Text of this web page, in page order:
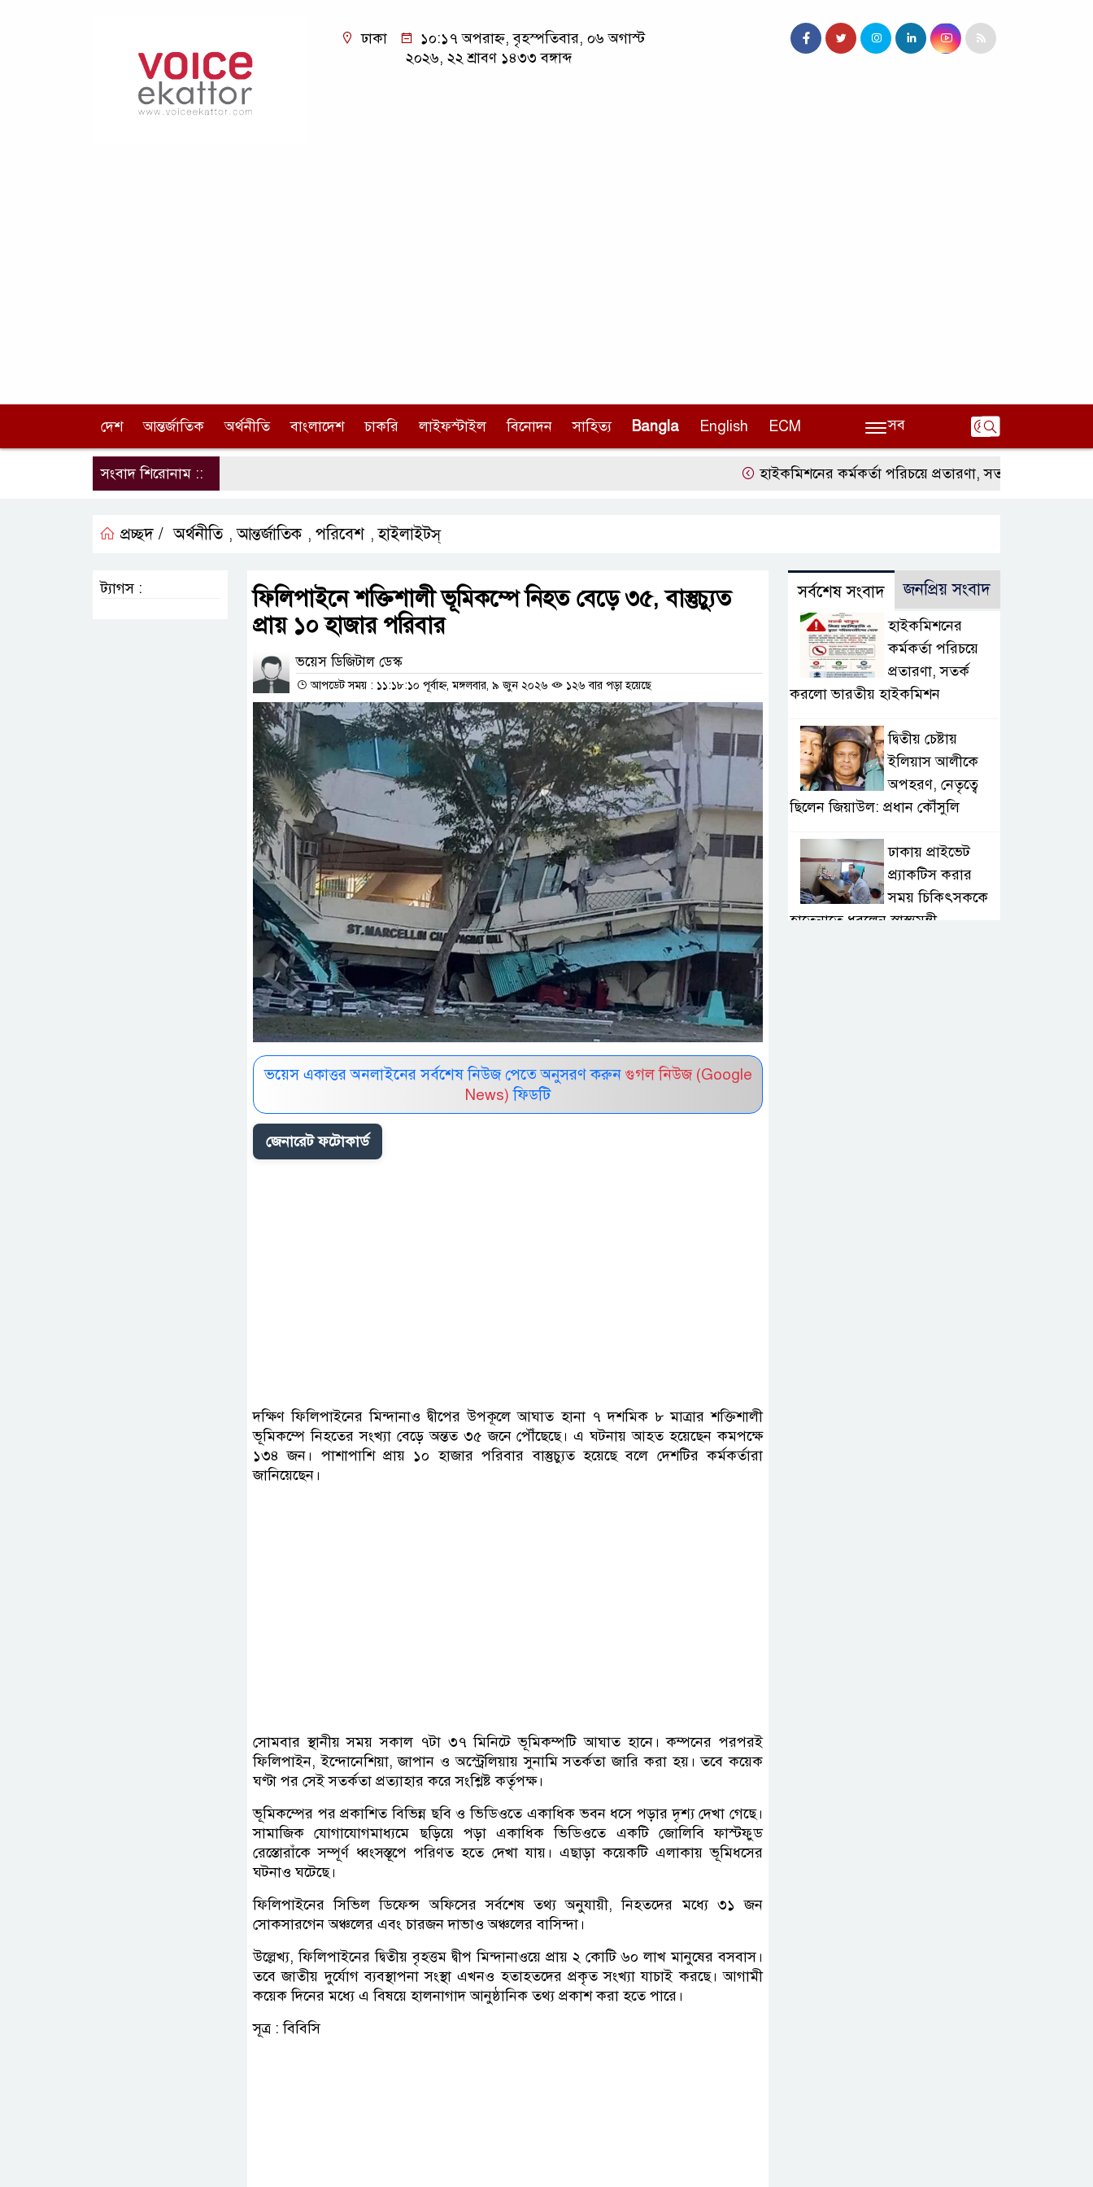
ঢাকা
১০:১৭ অপরাহ্ন, বৃহস্পতিবার, ০৬ অগাস্ট
২০২৬, ২২ শ্রাবণ ১৪৩৩ বঙ্গাব্দ
দেশ আন্তর্জাতিক অর্থনীতি বাংলাদেশ চাকরি লাইফস্টাইল বিনোদন সাহিত্য Bangla English ECM সব
সংবাদ শিরোনাম :: হাইকমিশনের কর্মকর্তা পরিচয়ে প্রতারণা, সতর্ক করলো ভারতীয়
প্রচ্ছদ / অর্থনীতি ,আন্তর্জাতিক , পরিবেশ ,হাইলাইটস্
ফিলিপাইনে শক্তিশালী ভূমিকম্পে নিহত বেড়ে ৩৫, বাস্তুচ্যুত
প্রায় ১০ হাজার পরিবার
ভয়েস ডিজিটাল ডেস্ক
আপডেট সময় : ১১:১৮:১০ পূর্বাহ্ন, মঙ্গলবার, ৯ জুন ২০২৬ ১২৬ বার পড়া হয়েছে
ভয়েস একাত্তর অনলাইনের সর্বশেষ নিউজ পেতে অনুসরণ করুন গুগল নিউজ (Google
News) ফিডটি
জেনারেট ফটোকার্ড
দক্ষিণ ফিলিপাইনের মিন্দানাও দ্বীপের উপকূলে আঘাত হানা ৭ দশমিক ৮ মাত্রার শক্তিশালী
ভূমিকম্পে নিহতের সংখ্যা বেড়ে অন্তত ৩৫ জনে পৌঁছেছে। এ ঘটনায় আহত হয়েছেন কমপক্ষে
১৩৪ জন। পাশাপাশি প্রায় ১০ হাজার পরিবার বাস্তুচ্যুত হয়েছে বলে দেশটির কর্মকর্তারা
জানিয়েছেন।
সোমবার স্থানীয় সময় সকাল ৭টা ৩৭ মিনিটে ভূমিকম্পটি আঘাত হানে। কম্পনের পরপরই
ফিলিপাইন, ইন্দোনেশিয়া, জাপান ও অস্ট্রেলিয়ায় সুনামি সতর্কতা জারি করা হয়। তবে কয়েক
ঘণ্টা পর সেই সতর্কতা প্রত্যাহার করে সংশ্লিষ্ট কর্তৃপক্ষ।
ভূমিকম্পের পর প্রকাশিত বিভিন্ন ছবি ও ভিডিওতে একাধিক ভবন ধসে পড়ার দৃশ্য দেখা গেছে।
সামাজিক যোগাযোগমাধ্যমে ছড়িয়ে পড়া একাধিক ভিডিওতে একটি জোলিবি ফাস্টফুড
রেস্তোরাঁকে সম্পূর্ণ ধ্বংসস্তূপে পরিণত হতে দেখা যায়। এছাড়া কয়েকটি এলাকায় ভূমিধসের
ঘটনাও ঘটেছে।
ফিলিপাইনের সিভিল ডিফেন্স অফিসের সর্বশেষ তথ্য অনুযায়ী, নিহতদের মধ্যে ৩১ জন
সোকসারগেন অঞ্চলের এবং চারজন দাভাও অঞ্চলের বাসিন্দা।
উল্লেখ্য, ফিলিপাইনের দ্বিতীয় বৃহত্তম দ্বীপ মিন্দানাওয়ে প্রায় ২ কোটি ৬০ লাখ মানুষের বসবাস।
তবে জাতীয় দুর্যোগ ব্যবস্থাপনা সংস্থা এখনও হতাহতদের প্রকৃত সংখ্যা যাচাই করছে। আগামী
কয়েক দিনের মধ্যে এ বিষয়ে হালনাগাদ আনুষ্ঠানিক তথ্য প্রকাশ করা হতে পারে।
সূত্র : বিবিসি
ট্যাগস : সর্বশেষ সংবাদ জনপ্রিয় সংবাদ
হাইকমিশনের
কর্মকর্তা পরিচয়ে
প্রতারণা, সতর্ক
করলো ভারতীয় হাইকমিশন
দ্বিতীয় চেষ্টায়
ইলিয়াস আলীকে
অপহরণ, নেতৃত্বে
ছিলেন জিয়াউল: প্রধান কৌঁসুলি
ঢাকায় প্রাইভেট
প্র্যাকটিস করার
সময় চিকিৎসককে
হাতেনাতে ধরলেন স্বাস্থ্যমন্ত্রী